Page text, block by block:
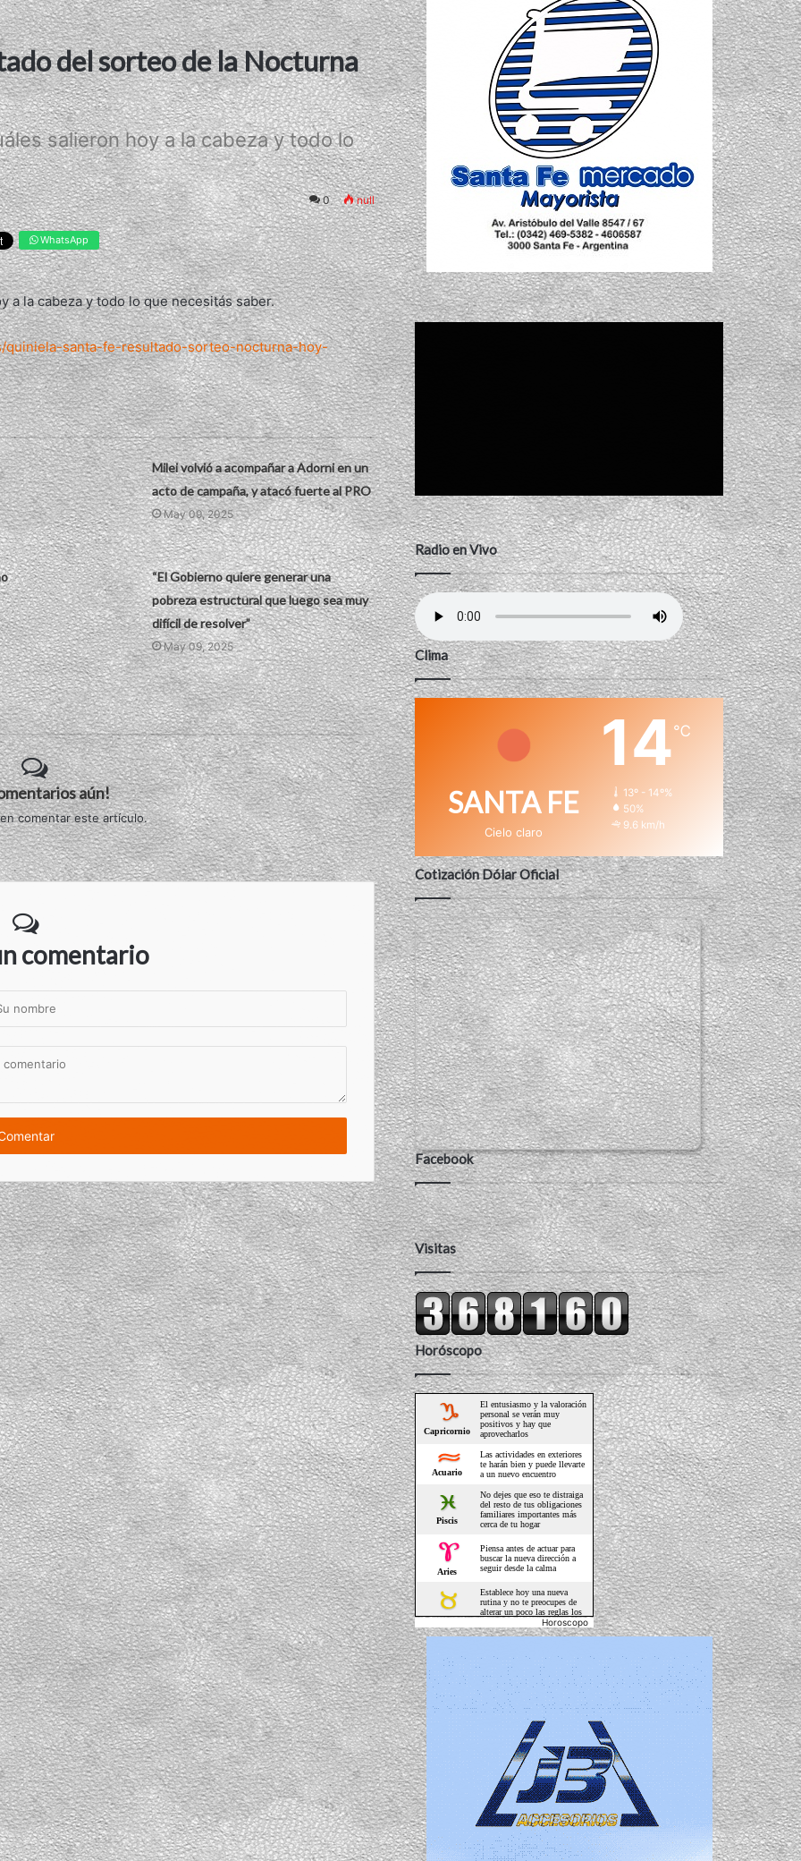
del sorteo de la Nocturna
salieron hoy a la cabeza y todo lo
0 null
WhatsApp
a la cabeza y todo lo que necesitás saber.
santa-fe-resultado-sorteo-nocturna-hoy-
Milei volvió a acompañar a Adorni en un
acto de campaña, y atacó fuerte al PRO
May 09, 2025
“El Gobierno quiere generar una
pobreza estructural que luego sea muy
difícil de resolver”
May 09, 2025
aún!
comentar este artículo.
comentario
Radio en Vivo
Clima
SANTA FE
Cielo claro
14℃
13º - 14º%
50%
9.6 km/h
Cotización Dólar Oficial
Facebook
Visitas
Horóscopo
Horoscopo